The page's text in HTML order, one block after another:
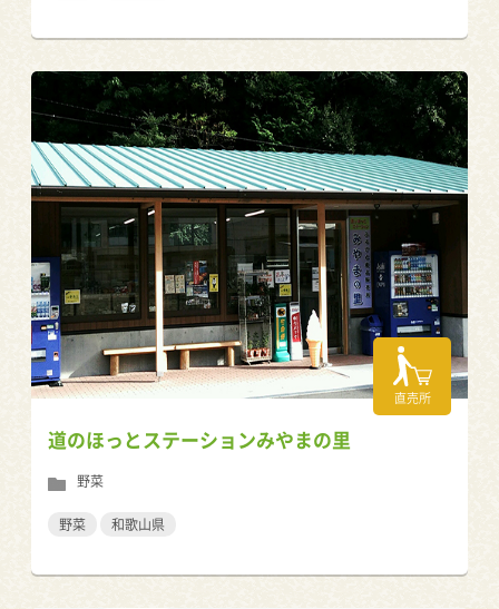
直売所
道のほっとステーションみやまの里
野菜
野菜 和歌山県